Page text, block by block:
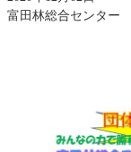
富田林総合センター